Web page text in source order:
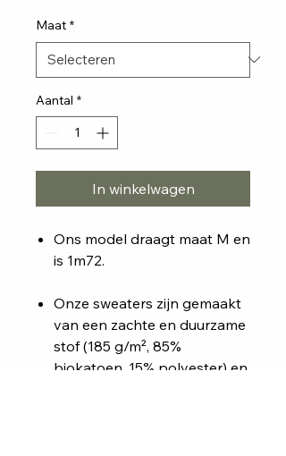
Maat *
Aantal *
In winkelwagen
Ons model draagt maat M en
is 1m72.
Onze sweaters zijn gemaakt
van een zachte en duurzame
stof (185 g/m², 85%
biokatoen, 15% polyester) en